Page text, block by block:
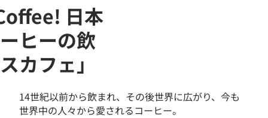
日本
ヒーの飲
カフェ」
14世紀以前から飲まれ、その後世界に広がり、今も
世界中の人々から愛されるコーヒー。